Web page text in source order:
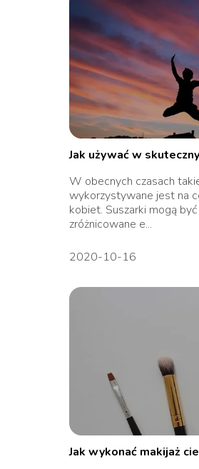
Jak używać w
W obecnych czasach
wykorzystywane jest na
kobiet. Suszarki mogą
zróżnicowane e...
2020-10-16
Jak wykonać makijaż